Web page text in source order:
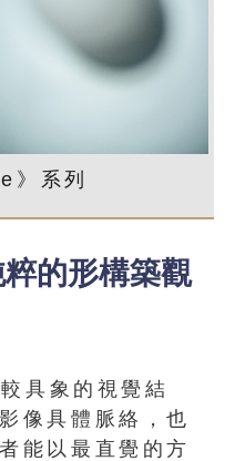
系列
粹的形構築觀
具象的視覺結
像具體脈絡，也
能以最直覺的方